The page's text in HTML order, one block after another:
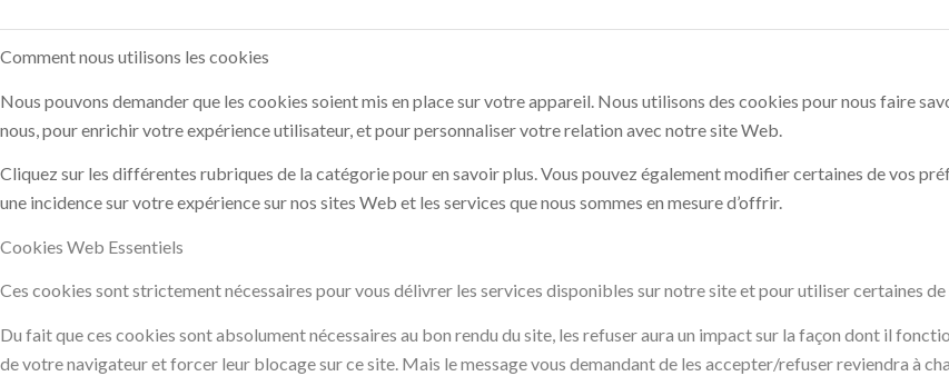
Comment nous utilisons les cookies
Nous pouvons demander que les cookies soient mis en place sur votre appareil. Nous utilisons des cookies pour nous faire
nous, pour enrichir votre expérience utilisateur, et pour personnaliser votre relation avec notre site Web.
Cliquez sur les différentes rubriques de la catégorie pour en savoir plus. Vous pouvez également modifier certaines de vos
une incidence sur votre expérience sur nos sites Web et les services que nous sommes en mesure d’offrir.
Cookies Web Essentiels
Ces cookies sont strictement nécessaires pour vous délivrer les services disponibles sur notre site et pour utiliser certaines
Du fait que ces cookies sont absolument nécessaires au bon rendu du site, les refuser aura un impact sur la façon dont il
de votre navigateur et forcer leur blocage sur ce site. Mais le message vous demandant de les accepter/refuser reviendra à